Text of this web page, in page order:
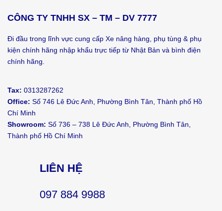
CÔNG TY TNHH SX – TM – DV 7777
Đi đầu trong lĩnh vực cung cấp Xe nâng hàng, phụ tùng & phụ
kiện chính hãng nhập khẩu trực tiếp từ Nhật Bản và bình điện
chính hãng.
Tax: 0313287262
Office: Số 746 Lê Đức Anh, Phường Bình Tân, Thành phố Hồ
Chí Minh
Showroom: Số 736 – 738 Lê Đức Anh, Phường Bình Tân,
Thành phố Hồ Chí Minh
LIÊN HỆ
097 884 9988